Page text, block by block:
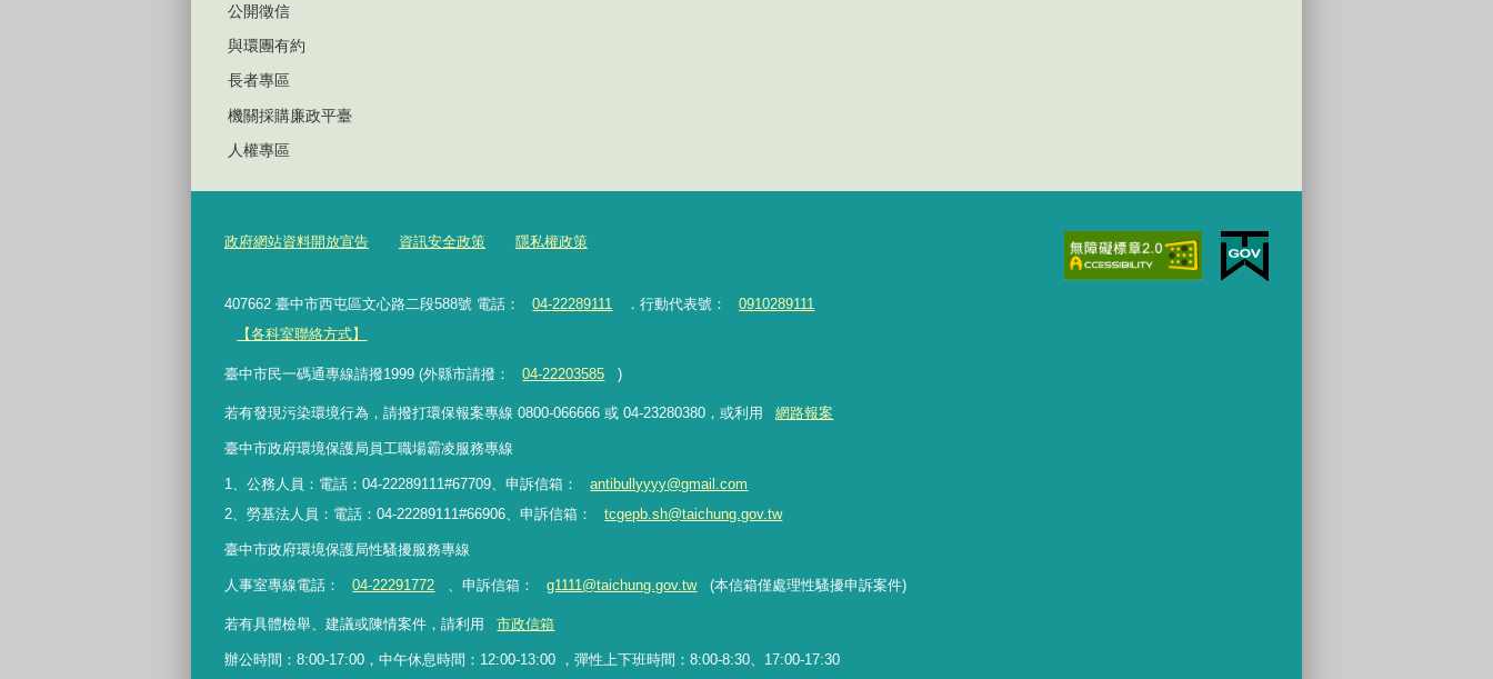
公開徵信
與環團有約
長者專區
機關採購廉政平臺
人權專區
政府網站資料開放宣告 資訊安全政策 隱私權政策
407662 臺中市西屯區文心路二段588號 電話： 04-22289111 ．行動代表號：
0910289111
【各科室聯絡方式】
臺中市民一碼通專線請撥1999 (外縣市請撥： 04-22203585 )
若有發現污染環境行為，請撥打環保報案專線 0800-066666 或 04-23280380，或利用 網路報案
臺中市政府環境保護局員工職場霸凌服務專線
1、公務人員：電話：04-22289111#67709、申訴信箱：
antibullyyyy@gmail.com
2、勞基法人員：電話：04-22289111#66906、申訴信箱：
tcgepb.sh@taichung.gov.tw
臺中市政府環境保護局性騷擾服務專線
人事室專線電話 ： 04-22291772 、申訴信箱： g1111@taichung.gov.tw (本信箱僅處理性騷擾申訴案件)
若有具體檢舉、建議或陳情案件，請利用 市政信箱
辦公時間：8:00-17:00，中午休息時間：12:00-13:00 ，彈性上下班時間：8:00-8:30、17:00-17:30